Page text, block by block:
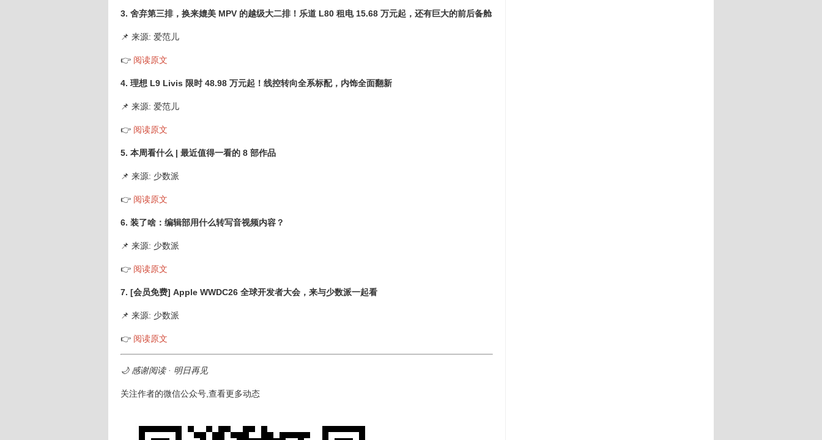
3. 舍弃第三排，换来媲美 MPV 的越级大二排！乐道 L80 租电 15.68 万元起，还有巨大的前后备舱
📌 来源: 爱范儿
👉 阅读原文
4. 理想 L9 Livis 限时 48.98 万元起！线控转向全系标配，内饰全面翻新
📌 来源: 爱范儿
👉 阅读原文
5. 本周看什么 | 最近值得一看的 8 部作品
📌 来源: 少数派
👉 阅读原文
6. 装了啥：编辑部用什么转写音视频内容？
📌 来源: 少数派
👉 阅读原文
7. [会员免费] Apple WWDC26 全球开发者大会，来与少数派一起看
📌 来源: 少数派
👉 阅读原文
🌙 感谢阅读 · 明日再见
关注作者的微信公众号,查看更多动态